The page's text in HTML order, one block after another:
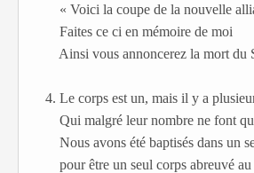
« Voici la coupe de la nouvelle
Faites ce ci en mémoire de moi
Ainsi vous annoncerez la mort du
4. Le corps est un, mais il y a
Qui malgré leur nombre ne font
Nous avons été baptisés dans un
pour être un seul corps abreuvé